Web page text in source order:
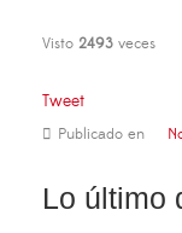
Visto 2493 veces
Tweet
Publicado en
Lo último